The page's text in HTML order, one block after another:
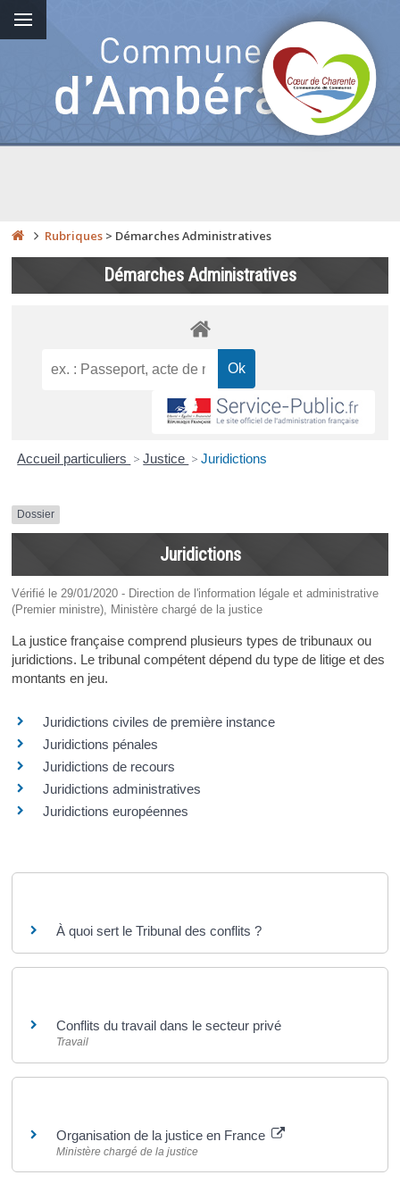
Rubriques > Démarches Administratives
Démarches Administratives
Accueil particuliers > Justice > Juridictions
Dossier
Juridictions
Vérifié le 29/01/2020 - Direction de l'information légale et administrative
(Premier ministre), Ministère chargé de la justice
La justice française comprend plusieurs types de tribunaux ou
juridictions. Le tribunal compétent dépend du type de litige et des
montants en jeu.
Juridictions civiles de première instance
Juridictions pénales
Juridictions de recours
Juridictions administratives
Juridictions européennes
À quoi sert le Tribunal des conflits ?
Conflits du travail dans le secteur privé
Travail
Organisation de la justice en France
Ministère chargé de la justice